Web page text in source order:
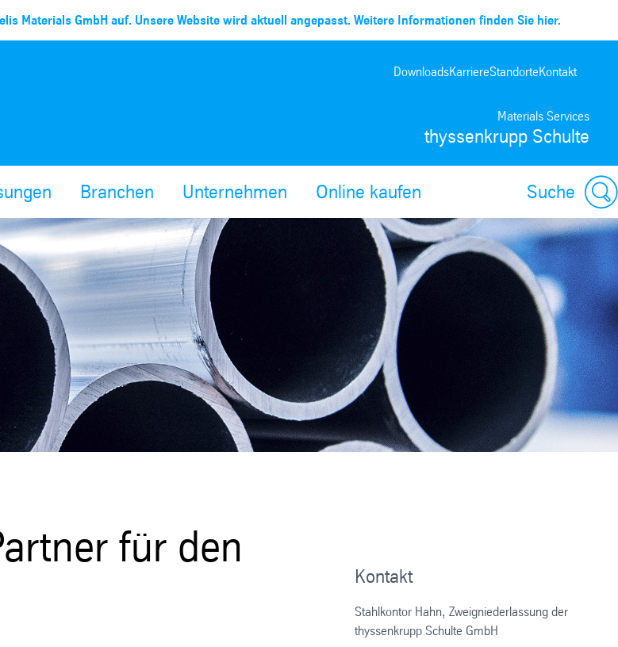
Materials GmbH auf. Unsere Website wird aktuell angepasst. Weitere Informationen finden Sie hier.
Materials Services
thyssenkrupp Schulte
DownloadsKarriereStandorteKontakt
Branchen Unternehmen Online kaufen Suche
für den
Kontakt
Stahlkontor Hahn, Zweigniederlassung der
thyssenkrupp Schulte GmbH